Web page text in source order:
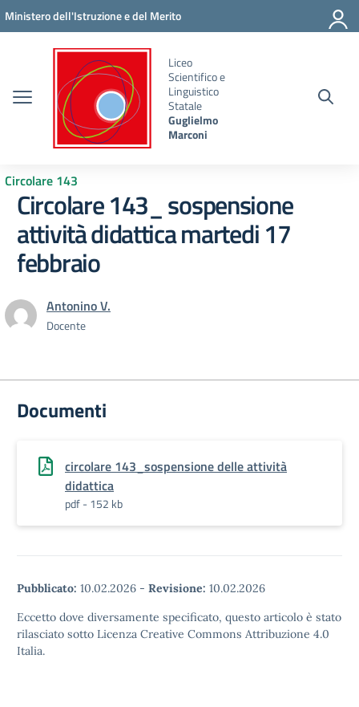
Vai ai contenuti
Vai al menu di navigazione
Vai al footer
Ministero dell'Istruzione e del Merito
Liceo
Scientifico e
Linguistico
Statale
Guglielmo
Marconi
Circolare 143
Circolare 143_ sospensione
attività didattica martedi 17
febbraio
Antonino V.
Docente
Documenti
circolare 143_sospensione delle attività
didattica
pdf - 152 kb
Pubblicato: 10.02.2026 - Revisione: 10.02.2026
Eccetto dove diversamente specificato, questo articolo è stato
rilasciato sotto Licenza Creative Commons Attribuzione 4.0
Italia.